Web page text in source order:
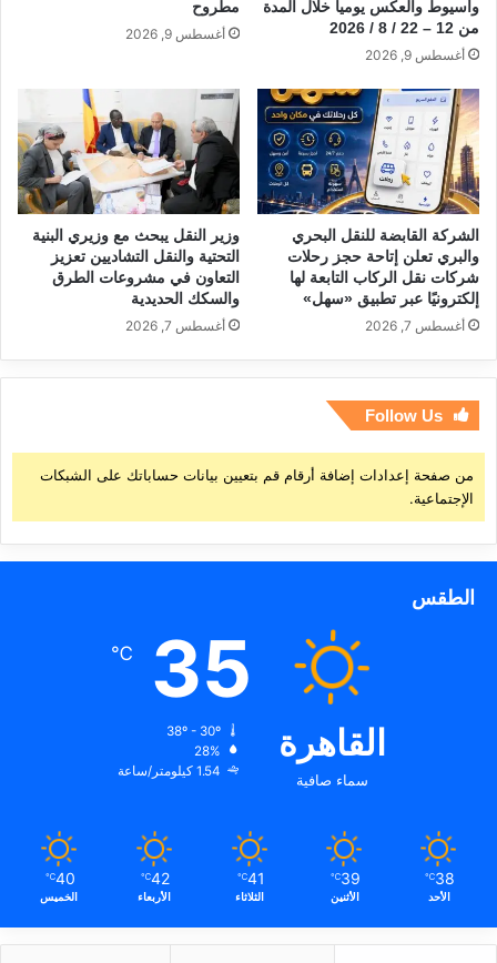
وأسيوط والعكس يوميا خلال المدة
من 12 – 22 / 8 / 2026
أغسطس 9, 2026
مطروح
أغسطس 9, 2026
الشركة القابضة للنقل البحري
والبري تعلن إتاحة حجز رحلات
شركات نقل الركاب التابعة لها
إلكترونيًا عبر تطبيق «سهل»
أغسطس 7, 2026
وزير النقل يبحث مع وزيري البنية
التحتية والنقل التشاديين تعزيز
التعاون في مشروعات الطرق
والسكك الحديدية
أغسطس 7, 2026
Follow Us
من صفحة إعدادات إضافة أرقام قم بتعيين بيانات حساباتك على الشبكات
الإجتماعية.
الطقس
القاهرة
سماء صافية
35
℃
28%
1.54 كيلومتر/ساعة
38
℃
الأحد
39
℃
الأثنين
41
℃
الثلاثاء
42
℃
الأربعاء
40
℃
الخميس